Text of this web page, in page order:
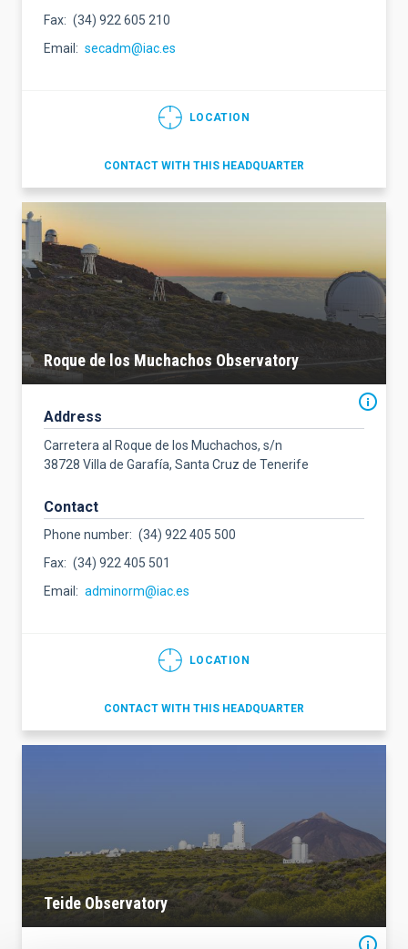
Fax
(34) 922 605 210
Email
secadm@iac.es
LOCATION
CONTACT WITH THIS HEADQUARTER
Roque de los Muchachos Observatory
Address
Carretera al Roque de los Muchachos, s/n
38728 Villa de Garafía, Santa Cruz de Tenerife
Contact
Phone number
(34) 922 405 500
Fax
(34) 922 405 501
Email
adminorm@iac.es
LOCATION
CONTACT WITH THIS HEADQUARTER
Teide Observatory